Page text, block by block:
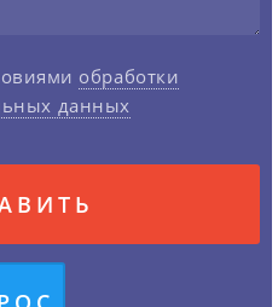
обработки
данных